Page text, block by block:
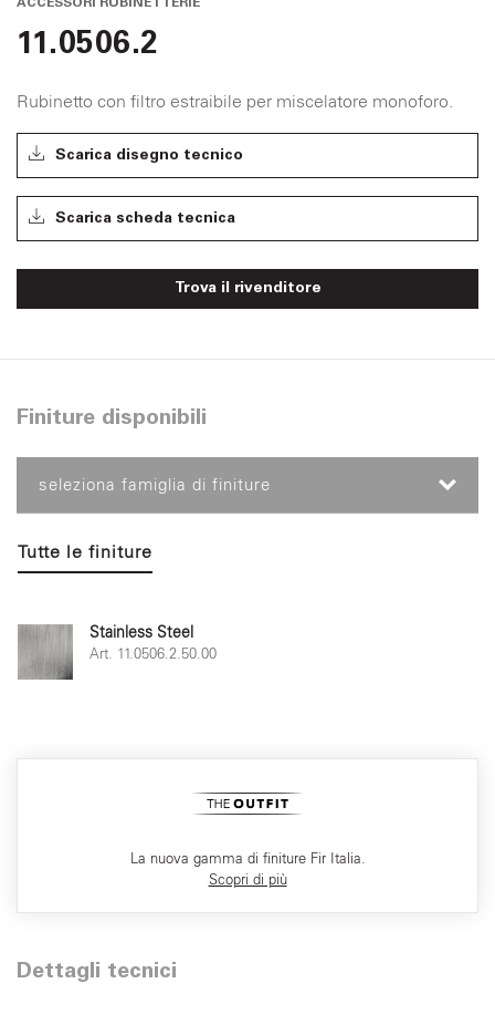
ACCESSORI RUBINETTERIE
11.0506.2
Rubinetto con filtro estraibile per miscelatore monoforo.
Scarica disegno tecnico
Scarica scheda tecnica
Trova il rivenditore
Finiture disponibili
seleziona famiglia di finiture
Tutte le finiture
Stainless Steel
Art. 11.0506.2.50.00
La nuova gamma di finiture Fir Italia.
Scopri di più
Dettagli tecnici